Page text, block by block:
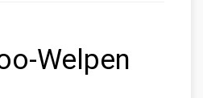
Welpen